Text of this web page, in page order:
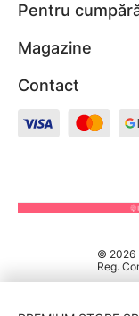
Pentru
Magazine
Contact
© 2026
Reg.